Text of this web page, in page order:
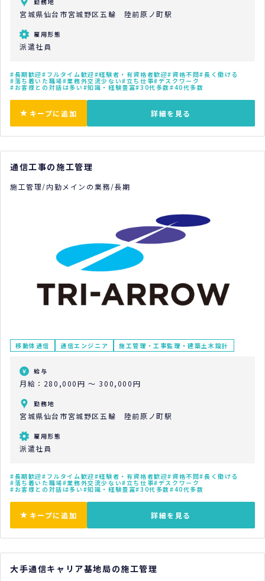
宮城県仙台市宮城野区五輪 陸前原ノ町駅
雇用形態
派遣社員
長期歓迎 フルタイム歓迎 経験者・有資格者歓迎 資格不問 長く働ける
落ち着いた職場 業務外交流少ない 立ち仕事 デスクワーク
お客様との対話は多い 知識・経験豊富 30代多数 40代多数
キープに追加 詳細を見る
通信工事の施工管理
施工管理/内勤メインの業務/長期
移動体通信 通信エンジニア 施工管理・工事監理・建築土木設計
給与
月給：280,000円 ～ 300,000円
勤務地
宮城県仙台市宮城野区五輪 陸前原ノ町駅
雇用形態
派遣社員
長期歓迎 フルタイム歓迎 経験者・有資格者歓迎 資格不問 長く働ける
落ち着いた職場 業務外交流少ない 立ち仕事 デスクワーク
お客様との対話は多い 知識・経験豊富 30代多数 40代多数
キープに追加 詳細を見る
大手通信キャリア基地局の施工管理